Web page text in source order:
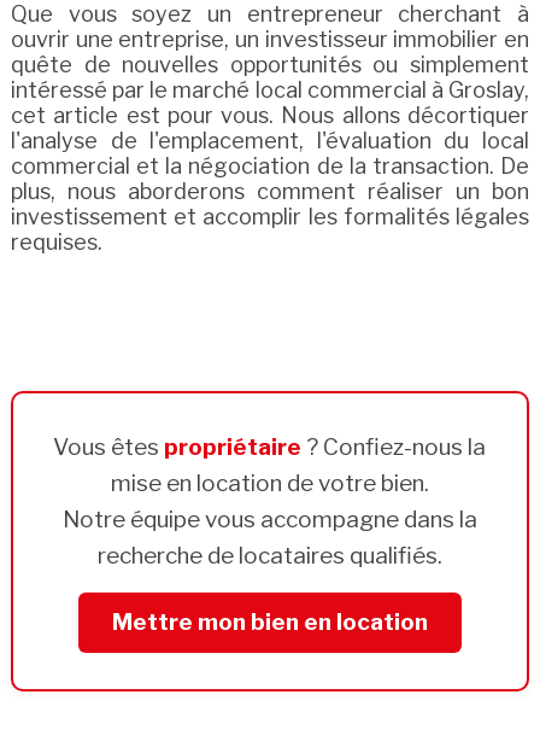
Que vous soyez un entrepreneur cherchant à
ouvrir une entreprise, un investisseur immobilier en
quête de nouvelles opportunités ou simplement
intéressé par le marché local commercial à Groslay,
cet article est pour vous. Nous allons décortiquer
l'analyse de l'emplacement, l'évaluation du local
commercial et la négociation de la transaction. De
plus, nous aborderons comment réaliser un bon
investissement et accomplir les formalités légales
requises.
Vous êtes propriétaire ? Confiez-nous la
mise en location de votre bien.
Notre équipe vous accompagne dans la
recherche de locataires qualifiés.
Mettre mon bien en location